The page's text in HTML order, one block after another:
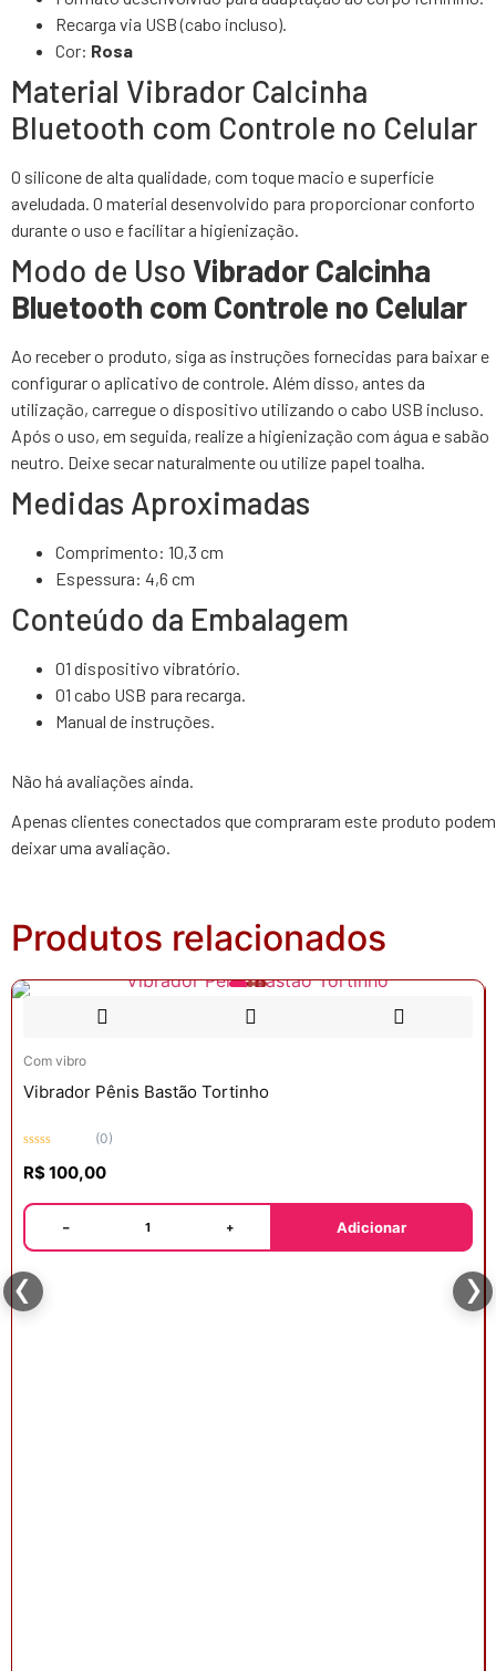
Recarga via USB (cabo incluso).
Cor: Rosa
Material Vibrador Calcinha
Bluetooth com Controle no Celular
O silicone de alta qualidade, com toque macio e superfície
aveludada. O material desenvolvido para proporcionar conforto
durante o uso e facilitar a higienização.
Modo de Uso Vibrador Calcinha
Bluetooth com Controle no Celular
Ao receber o produto, siga as instruções fornecidas para baixar e
configurar o aplicativo de controle. Além disso, antes da
utilização, carregue o dispositivo utilizando o cabo USB incluso.
Após o uso, em seguida, realize a higienização com água e sabão
neutro. Deixe secar naturalmente ou utilize papel toalha.
Medidas Aproximadas
Comprimento: 10,3 cm
Espessura: 4,6 cm
Conteúdo da Embalagem
01 dispositivo vibratório.
01 cabo USB para recarga.
Manual de instruções.
Não há avaliações ainda.
Apenas clientes conectados que compraram este produto podem
deixar uma avaliação.
Produtos relacionados
Com vibro
Vibrador Pênis Bastão Tortinho
0
(0)
R$100,00
− + Adicionar
‹ ›